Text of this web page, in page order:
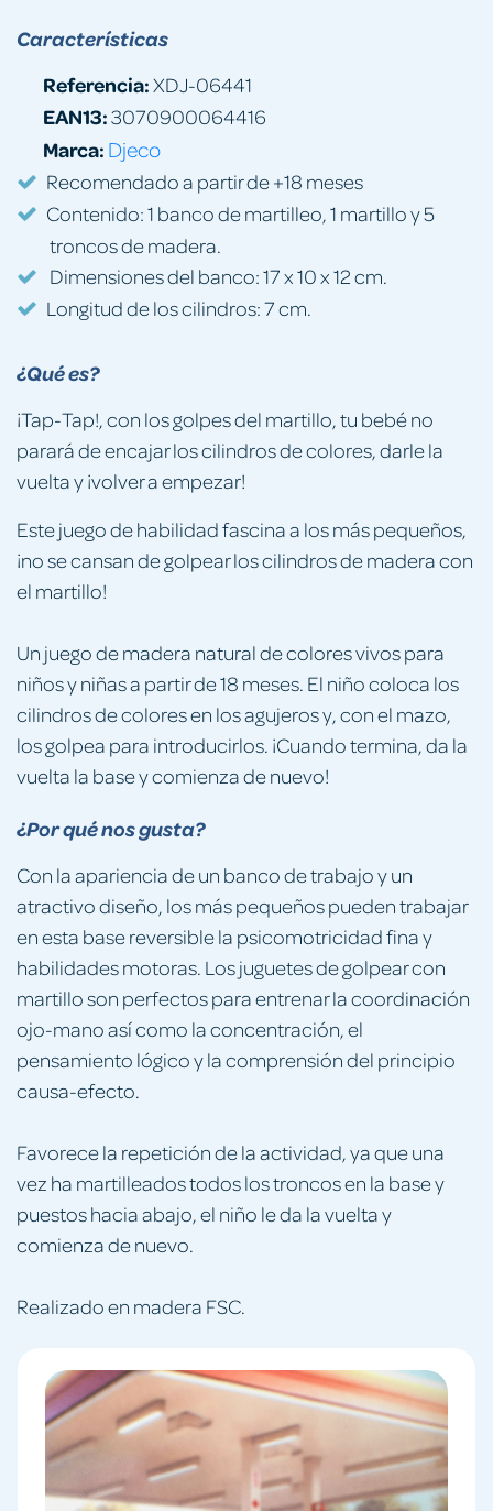
¿Qué es?
¡Tap-Tap!, con los golpes del martillo, tu bebé no
parará de encajar los cilindros de colores, darle la
vuelta y ¡volver a empezar!
Este juego de habilidad fascina a los más pequeños,
¡no se cansan de golpear los cilindros de madera con
el martillo!
Un juego de madera natural de colores vivos para
niños y niñas a partir de 18 meses. El niño coloca los
cilindros de colores en los agujeros y, con el mazo,
los golpea para introducirlos. ¡Cuando termina, da la
vuelta la base y comienza de nuevo!
¿Por qué nos gusta?
Con la apariencia de un banco de trabajo y un
atractivo diseño, los más pequeños pueden trabajar
en esta base reversible la psicomotricidad fina y
habilidades motoras. Los juguetes de golpear con
martillo son perfectos para entrenar la coordinación
ojo-mano así como la concentración, el
pensamiento lógico y la comprensión del principio
causa-efecto.
Favorece la repetición de la actividad, ya que una
vez ha martilleados todos los troncos en la base y
puestos hacia abajo, el niño le da la vuelta y
comienza de nuevo.
Realizado en madera FSC.
Características
Referencia:XDJ-06441
EAN13:3070900064416
Marca: Djeco
Recomendado a partir de +18 meses
Contenido: 1 banco de martilleo, 1 martillo y 5
troncos de madera.
Dimensiones del banco: 17 x 10 x 12 cm.
Longitud de los cilindros: 7 cm.